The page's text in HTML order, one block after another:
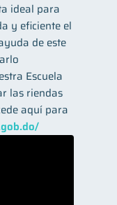
ideal para
y eficiente el
de este
Escuela
las riendas
aquí para